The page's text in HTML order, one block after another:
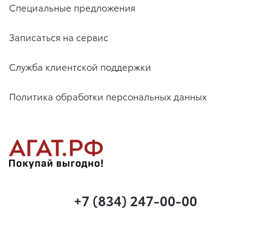
Специальные предложения
Записаться на сервис
Служба клиентской поддержки
Политика обработки персональных данных
+7 (834) 247-00-00